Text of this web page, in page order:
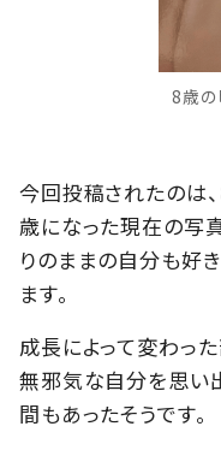
8歳の
今回投稿されたのは
歳になった現在の写
りのままの自分も好
ます。
成長によって変わっ
無邪気な自分を思い
間もあったそうです。